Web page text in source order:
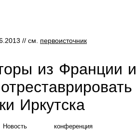
// см. первоисточник
из Франции
Иркутска
Новость конференция